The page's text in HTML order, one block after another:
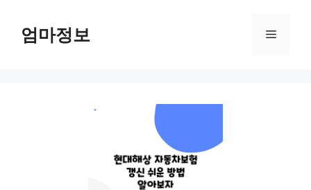
엄마정보 메